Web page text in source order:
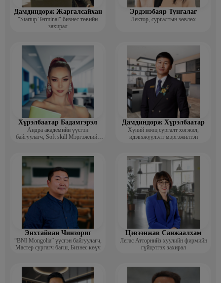
Дамдиндорж Жаргалсайхан
"Startup Terminal" бизнес төвийн
захирал
Эрдэнэбаяр Тунгалаг
Лектор, сургалтын зөвлөх
Хүрэлбаатар Бадамгэрэл
Андра академийн үүсгэн
байгуулагч, Soft skill Мэргэжлийн
Дамдиндорж Хүрэлбаатар
Хүний нөөц сургалт хөгжил,
идэвхжүүлэлт мэргэжилтэн
Энхтайван Чинзориг
“BNI Mongolia” үүсгэн байгуулагч,
Мастер сургагч багш, Бизнес көүч
Цэвээнжав Санжаалхам
Легас Атторнийз хуулийн фирмийн
гүйцэтгэх захирал